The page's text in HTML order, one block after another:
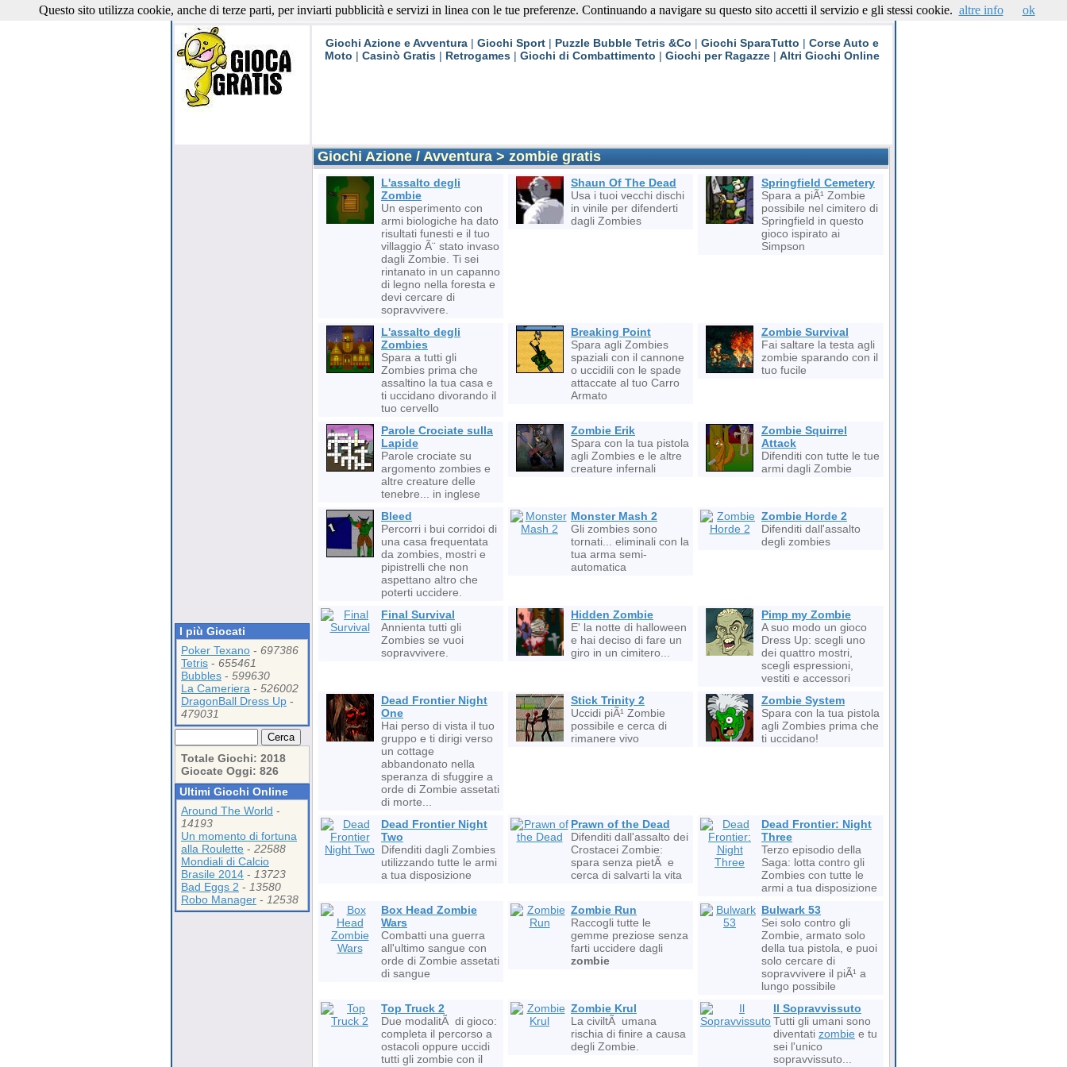
Giochi Gratis Contattaci
Giochi Azione e Avventura | Giochi Sport | Puzzle Bubble Tetris &Co | Giochi SparaTutto | Corse Auto e
Moto | Casinò Gratis | Retrogames | Giochi di Combattimento | Giochi per Ragazze | Altri Giochi Online
I più Giocati
Poker Texano - 697386
Tetris - 655461
Bubbles - 599630
La Cameriera - 526002
DragonBall Dress Up -
479031
Totale Giochi: 2018
Giocate Oggi: 826
Ultimi Giochi Online
Around The World -
14193
Un momento di fortuna
alla Roulette - 22588
Mondiali di Calcio
Brasile 2014 - 13723
Bad Eggs 2 - 13580
Robo Manager - 12538
Giochi Azione / Avventura > zombie gratis
L'assalto degli
Zombie
Un esperimento con
armi biologiche ha dato
risultati funesti e il tuo
villaggio Ã¨ stato invaso
dagli Zombie. Ti sei
rintanato in un capanno
di legno nella foresta e
devi cercare di
sopravvivere.
Shaun Of The Dead
Usa i tuoi vecchi dischi
in vinile per difenderti
dagli Zombies
Springfield Cemetery
Spara a piÃ¹ Zombie
possibile nel cimitero di
Springfield in questo
gioco ispirato ai
Simpson
L'assalto degli
Zombies
Spara a tutti gli
Zombies prima che
assaltino la tua casa e
ti uccidano divorando il
tuo cervello
Breaking Point
Spara agli Zombies
spaziali con il cannone
o uccidili con le spade
attaccate al tuo Carro
Armato
Zombie Survival
Fai saltare la testa agli
zombie sparando con il
tuo fucile
Parole Crociate sulla
Lapide
Parole crociate su
argomento zombies e
altre creature delle
tenebre... in inglese
Zombie Erik
Spara con la tua pistola
agli Zombies e le altre
creature infernali
Zombie Squirrel
Attack
Difenditi con tutte le tue
armi dagli Zombie
Bleed
Percorri i bui corridoi di
una casa frequentata
da zombies, mostri e
pipistrelli che non
aspettano altro che
poterti uccidere.
Monster Mash 2
Gli zombies sono
tornati... eliminali con la
tua arma semi-
automatica
Zombie Horde 2
Difenditi dall'assalto
degli zombies
Final Survival
Annienta tutti gli
Zombies se vuoi
sopravvivere.
Hidden Zombie
E' la notte di halloween
e hai deciso di fare un
giro in un cimitero...
Pimp my Zombie
A suo modo un gioco
Dress Up: scegli uno
dei quattro mostri,
scegli espressioni,
vestiti e accessori
Dead Frontier Night
One
Hai perso di vista il tuo
gruppo e ti dirigi verso
un cottage
abbandonato nella
speranza di sfuggire a
orde di Zombie assetati
di morte...
Stick Trinity 2
Uccidi piÃ¹ Zombie
possibile e cerca di
rimanere vivo
Zombie System
Spara con la tua pistola
agli Zombies prima che
ti uccidano!
Dead Frontier Night
Two
Difenditi dagli Zombies
utilizzando tutte le armi
a tua disposizione
Prawn of the Dead
Difenditi dall'assalto dei
Crostacei Zombie:
spara senza pietÃ e
cerca di salvarti la vita
Dead Frontier: Night
Three
Terzo episodio della
Saga: lotta contro gli
Zombies con tutte le
armi a tua disposizione
Box Head Zombie
Wars
Combatti una guerra
all'ultimo sangue con
orde di Zombie assetati
di sangue
Zombie Run
Raccogli tutte le
gemme preziose senza
farti uccidere dagli
zombie
Bulwark 53
Sei solo contro gli
Zombie, armato solo
della tua pistola, e puoi
solo cercare di
sopravvivere il piÃ¹ a
lungo possibile
Top Truck 2
Due modalitÃ di gioco:
completa il percorso a
ostacoli oppure uccidi
tutti gli zombie con il
Zombie Krul
La civiltÃ umana
rischia di finire a causa
degli Zombie.
Il Sopravvissuto
Tutti gli umani sono
diventati zombie e tu
sei l'unico
sopravvissuto...
Questo sito utilizza cookie, anche di terze parti, per inviarti pubblicità e servizi in linea con le tue preferenze. Continuando a navigare su questo sito accetti il servizio e gli stessi cookie. altre info ok